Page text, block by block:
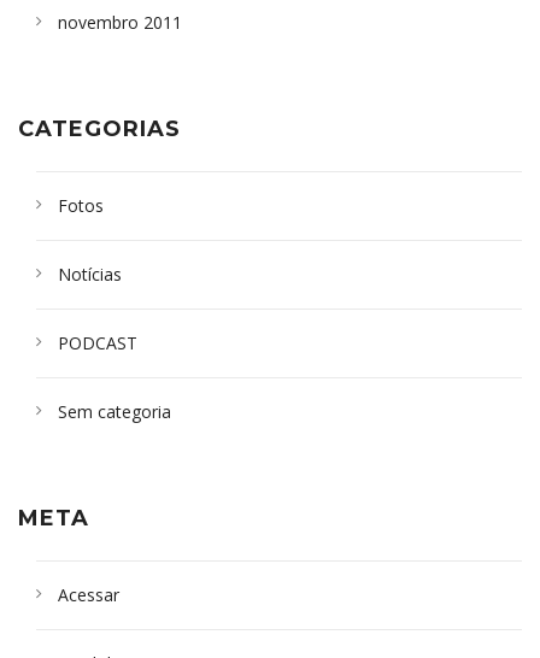
novembro 2011
CATEGORIAS
Fotos
Notícias
PODCAST
Sem categoria
META
Acessar